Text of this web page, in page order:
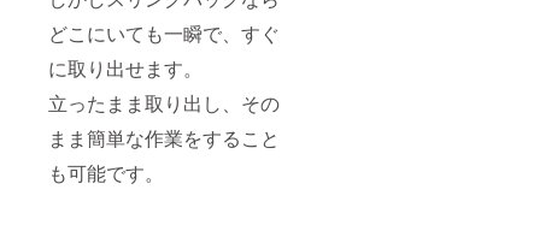
どこにいても一瞬で、すぐ
に取り出せます。
立ったまま取り出し、その
まま簡単な作業をすること
も可能です。